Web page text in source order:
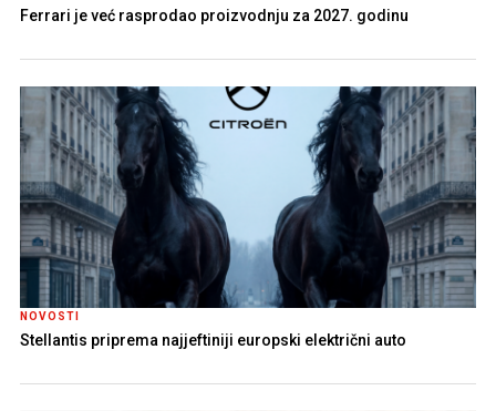
Ferrari je već rasprodao proizvodnju za 2027. godinu
NOVOSTI
Stellantis priprema najjeftiniji europski električni auto